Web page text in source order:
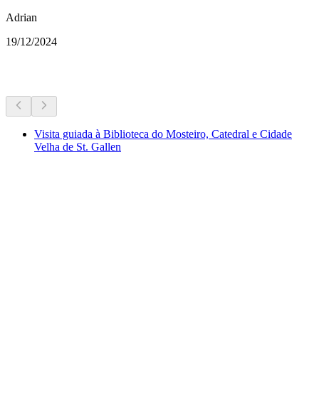
Adrian
19/12/2024
Visita guiada à Biblioteca do Mosteiro, Catedral e Cidade
Velha de St. Gallen